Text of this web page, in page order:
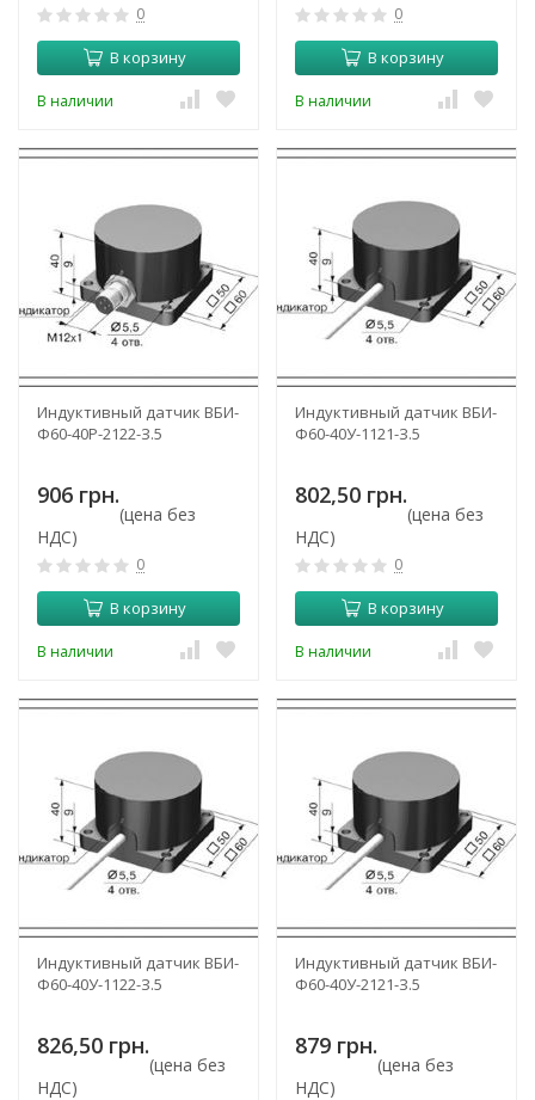
0
В корзину
В наличии
0
В корзину
В наличии
Индуктивный датчик ВБИ-
Ф60-40Р-2122-З.5
906 грн.
(цена без
НДС)
0
В корзину
В наличии
Индуктивный датчик ВБИ-
Ф60-40У-1121-З.5
802,50 грн.
(цена без
НДС)
0
В корзину
В наличии
Индуктивный датчик ВБИ-
Ф60-40У-1122-З.5
826,50 грн.
(цена без
НДС)
Индуктивный датчик ВБИ-
Ф60-40У-2121-З.5
879 грн.
(цена без
НДС)